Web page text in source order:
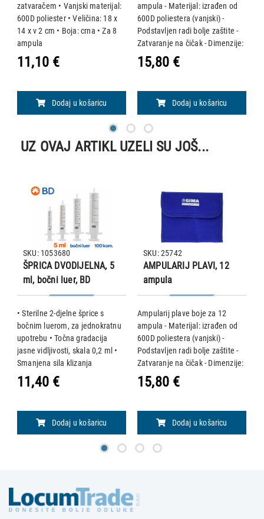
zatvaračem • Vanjski materijal:
600D poliester • Veličina: 18 x
14 x v 2 cm • Boja: crna • Za 8
ampula
11,10 €
Dodaj u košaricu
ampula - Materijal: izrađen od
600D poliestera (vanjski) -
Podstavljen radi bolje zaštite -
Zatvaranje na čičak - Dimenzije:
19,5 x 15 x v 3 cm - Boja: plava -
Za 12 ampula
15,80 €
Dodaj u košaricu
UZ OVAJ ARTIKL UZELI SU JOŠ...
ŠPRICA DVODIJELNA, 5
ml, bočni luer, BD
Discardit™ II (309050)
• Sterilne 2-djelne šprice s
bočnim luerom, za jednokratnu
upotrebu • Točna gradacija
jasne vidljivosti, skala 0,2 ml •
Smanjena sila klizanja
omogučuje glatko kretanje
klipa, • Ergonomski dizajniran
Lateksa • 100 ko
SKU: 1053680
11,40 €
Dodaj u košaricu
AMPULARIJ PLAVI, 12
ampula
Ampularij plave boje za 12
ampula - Materijal: izrađen od
600D poliestera (vanjski) -
Podstavljen radi bolje zaštite -
Zatvaranje na čičak - Dimenzije:
19,5 x 15 x v 3 cm - Boja: plava -
Za 12 ampula
SKU: 25742
15,80 €
Dodaj u košaricu